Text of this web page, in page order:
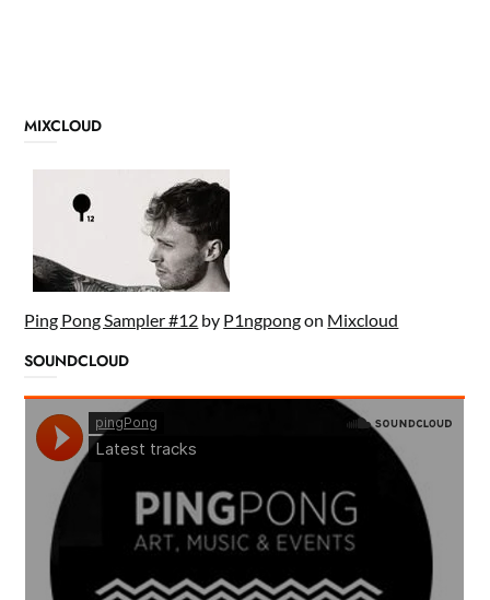
MIXCLOUD
Ping Pong Sampler #12 by P1ngpongon Mixcloud
SOUNDCLOUD